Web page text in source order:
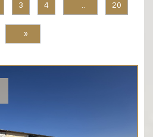
3 4 20
»